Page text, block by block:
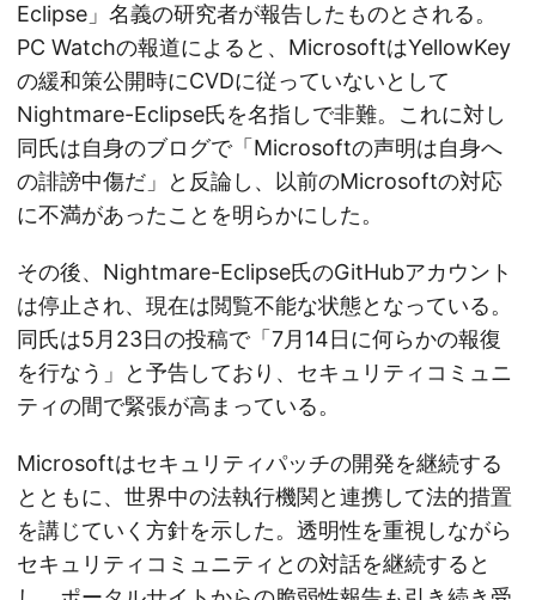
Eclipse」名義の研究者が報告したものとされる。
PC Watchの報道によると、MicrosoftはYellowKey
の緩和策公開時にCVDに従っていないとして
Nightmare-Eclipse氏を名指しで非難。これに対し
同氏は自身のブログで「Microsoftの声明は自身へ
の誹謗中傷だ」と反論し、以前のMicrosoftの対応
に不満があったことを明らかにした。
その後、Nightmare-Eclipse氏のGitHubアカウント
は停止され、現在は閲覧不能な状態となっている。
同氏は5月23日の投稿で「7月14日に何らかの報復
を行なう」と予告しており、セキュリティコミュニ
ティの間で緊張が高まっている。
Microsoftはセキュリティパッチの開発を継続する
とともに、世界中の法執行機関と連携して法的措置
を講じていく方針を示した。透明性を重視しながら
セキュリティコミュニティとの対話を継続すると